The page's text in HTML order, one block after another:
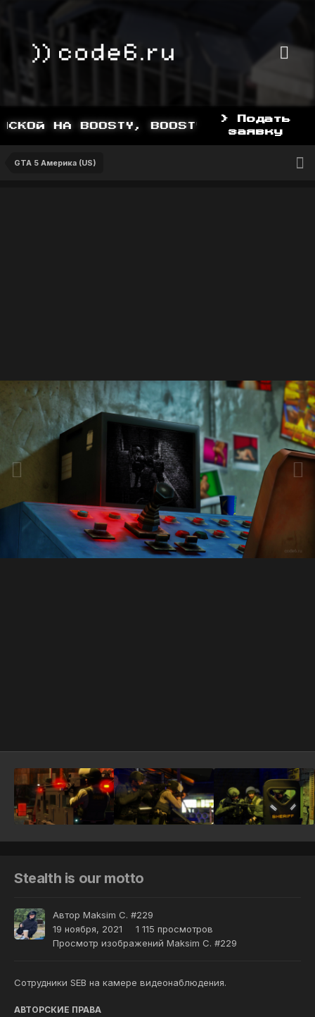
НА BOOSTY, BOOSTY.TO/YDDY
> Подать
заявку
GTA 5 Америка (US)
Stealth is our motto
Автор Maksim C. #229
19 ноября, 2021
1 115 просмотров
Просмотр изображений Maksim C. #229
Сотрудники SEB на камере видеонаблюдения.
АВТОРСКИЕ ПРАВА